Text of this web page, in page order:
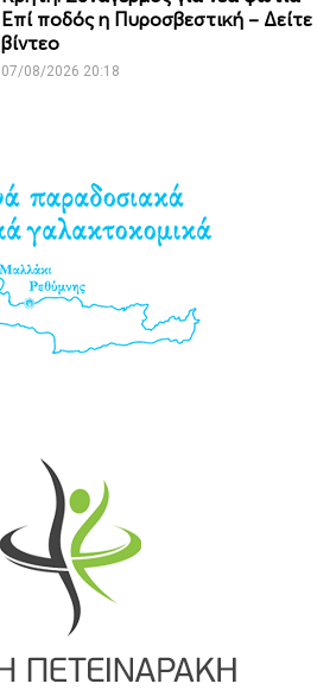
Επί ποδός η Πυροσβεστική – Δείτε
βίντεο
07/08/2026 20:18